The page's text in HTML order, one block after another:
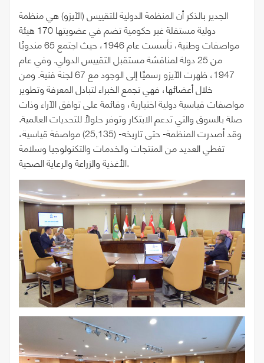
الجدير بالذكر أن المنظمة الدولية للتقييس (الآيزو) هي منظمة
دولية مستقلة غير حكومية تضم في عضويتها 170 هيئة
مواصفات وطنية، تأسست عام 1946، حيث اجتمع 65 مندوبًا
من 25 دولة لمناقشة مستقبل التقييس الدولي. وفي عام
1947، ظهرت الآيزو رسميًا إلى الوجود مع 67 لجنة فنية. ومن
خلال أعضائها، فهي تجمع الخبراء لتبادل المعرفة وتطوير
مواصفات قياسية دولية اختيارية، وقائمة على توافق الآراء وذات
صلة بالسوق والتي تدعم الابتكار وتوفر حلولاً للتحديات العالمية.
وقد أصدرت المنظمة- حتى تاريخه- (25,135) مواصفة قياسية،
تغطي العديد من المنتجات والخدمات والتكنولوجيا وسلامة
الأغذية والزراعة والرعاية الصحية.